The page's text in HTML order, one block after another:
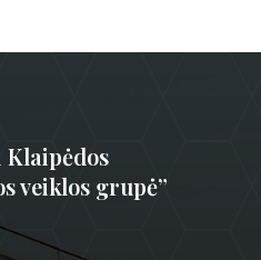
Klaipėdos
veiklos grupė”